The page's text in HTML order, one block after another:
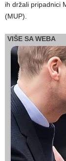
ih držali pripadnici
(MUP).